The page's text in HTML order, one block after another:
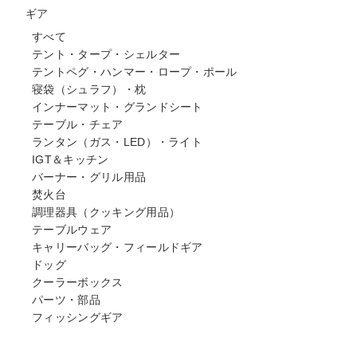
ギア
すべて
テント・タープ・シェルター
テントペグ・ハンマー・ロープ・ポール
寝袋（シュラフ）・枕
インナーマット・グランドシート
テーブル・チェア
ランタン（ガス・LED）・ライト
IGT＆キッチン
バーナー・グリル用品
焚火台
調理器具（クッキング用品）
テーブルウェア
キャリーバッグ・フィールドギア
ドッグ
クーラーボックス
パーツ・部品
フィッシングギア